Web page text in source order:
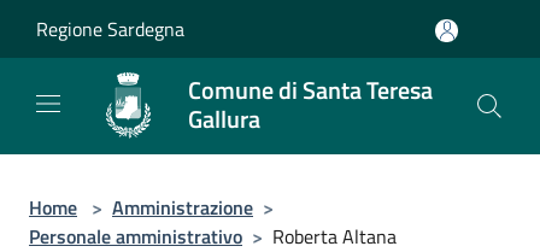
Regione Sardegna
Comune di Santa Teresa
Gallura
Home > Amministrazione >
Personale amministrativo > Roberta Altana